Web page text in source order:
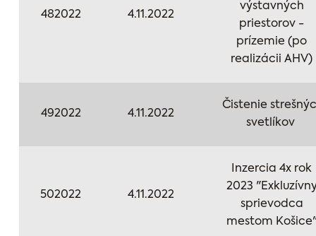
482022 4.11.2022
výstavných
priestorov -
prízemie (po
realizácii AHV)
492022 4.11.2022
Čistenie
svetlíkov
502022 4.11.2022
Inzercia 4x rok
2023
sprievodca
mestom